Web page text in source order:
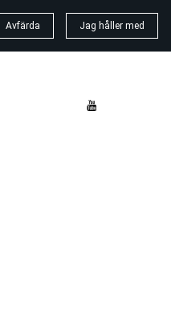
Avfärda Jag håller med